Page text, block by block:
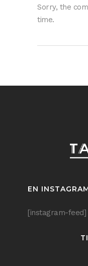
Sorry, the
time.
EN
[instagram-feed]